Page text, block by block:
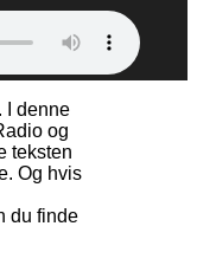
I denne
og
teksten
Og hvis
du finde